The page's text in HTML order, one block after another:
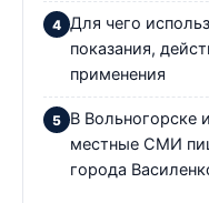
Для чего
показания,
применения
В Вольногорске
местные СМИ
города